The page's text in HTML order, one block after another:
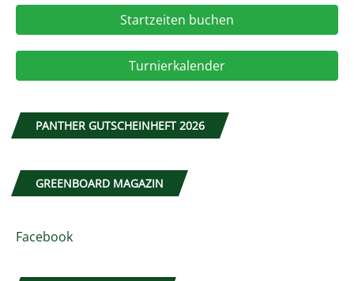
Startzeiten buchen
Turnierkalender
PANTHER GUTSCHEINHEFT 2026
GREENBOARD MAGAZIN
Facebook